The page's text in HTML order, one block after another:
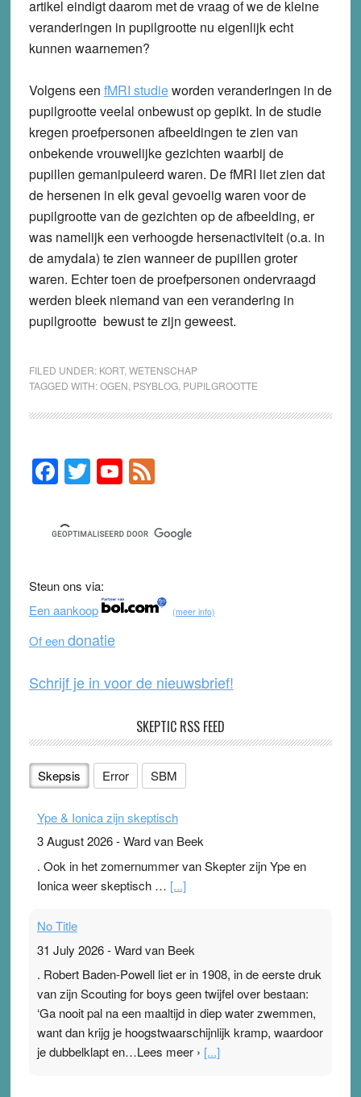
artikel eindigt daarom met de vraag of we de kleine
veranderingen in pupilgrootte nu eigenlijk echt
kunnen waarnemen?
Volgens een fMRI studieworden veranderingen in de
pupilgrootte veelal onbewust op gepikt. In de studie
kregen proefpersonen afbeeldingen te zien van
onbekende vrouwelijke gezichten waarbij de
pupillen gemanipuleerd waren. De fMRI liet zien dat
de hersenen in elk geval gevoelig waren voor de
pupilgrootte van de gezichten op de afbeelding, er
was namelijk een verhoogde hersenactiviteit (o.a. in
de amydala) te zien wanneer de pupillen groter
waren. Echter toen de proefpersonen ondervraagd
werden bleek niemand van een verandering in
pupilgrootte bewust te zijn geweest.
FILED UNDER: KORT, WETENSCHAP
TAGGED WITH:OGEN PSYBLOG, PUPILGROOTTE
Primary
Sidebar
F
a
c
e
b
o
o
k
T
wi
tt
er
Y
o
u
T
b
e
F
e
d
Steun ons via:
Een aankoop
(meer info)
Of eendonatie
Schrijf je in voor de nieuwsbrief!
SKEPTIC RSS FEED
Skepsis Error SBM
Ype & Ionica zijn skeptisch
3 August 2026-Ward van Beek
. Ook in het zomernummer van Skepter zijn Ype en
Ionica weer skeptisch … [...]
No Title
31 July 2026-Ward van Beek
. Robert Baden-Powell liet er in 1908, in de eerste druk
van zijn Scouting for boys geen twijfel over bestaan:
‘Ga nooit pal na een maaltijd in diep water zwemmen,
want dan krijg je hoogstwaarschijnlijk kramp, waardoor
je dubbelklapt en…Lees meer › [...]